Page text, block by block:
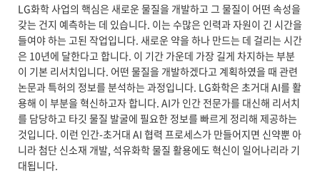
LG화학 사업의 핵심은 새로운 물질을 개발하고 그 물질이 어떤 속성을
갖는 건지 예측하는 데 있습니다. 이는 수많은 인력과 자원이 긴 시간을
들여야 하는 고된 작업입니다. 새로운 약을 하나 만드는 데 걸리는 시간
은 10년에 달한다고 합니다. 이 기간 가운데 가장 길게 차지하는 부분
이 기본 리서치입니다. 어떤 물질을 개발하겠다고 계획하였을 때 관련
논문과 특허의 정보를 분석하는 과정입니다. LG화학은 초거대 AI를 활
용해 이 부분을 혁신하고자 합니다. AI가 인간 전문가를 대신해 리서치
를 담당하고 타깃 물질 발굴에 필요한 정보를 빠르게 정리해 제공하는
것입니다. 이런 인간-초거대 AI 협력 프로세스가 만들어지면 신약뿐 아
니라 첨단 신소재 개발, 석유화학 물질 활용에도 혁신이 일어나리라 기
대됩니다.